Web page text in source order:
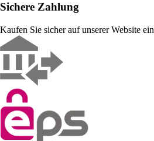
Sichere Zahlung
Kaufen Sie sicher auf unserer Website ein